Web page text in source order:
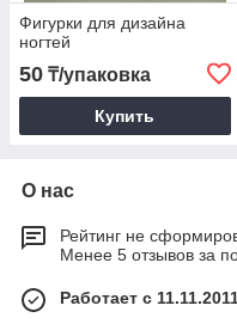
Фигурки для дизайна
ногтей
50 ₸/упаковка
Купить
О нас
Рейтинг не
Менее 5 отзывов за
Работает с